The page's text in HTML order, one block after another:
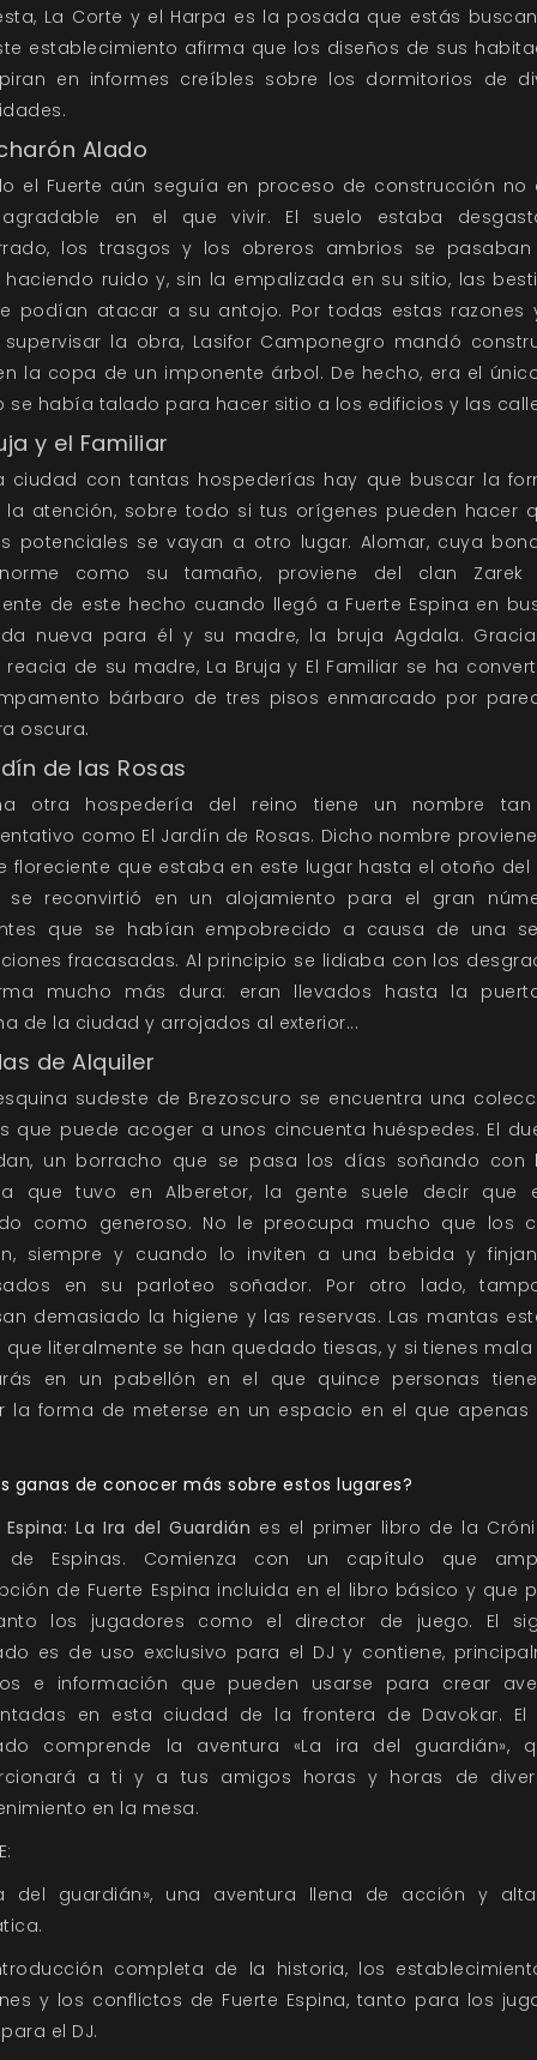
La Corte y el Harpa es la posada que estás
establecimiento afirma que los diseños de sus
en informes creíbles sobre los dormitorios de
Alado
el Fuerte aún seguía en proceso de construcción no
en el que vivir. El suelo estaba
los trasgos y los obreros ambrios se
haciendo ruido y, sin la empalizada en su sitio, las
podían atacar a su antojo. Por todas estas razones
la obra, Lasifor Camponegro mandó
la copa de un imponente árbol. De hecho, era el
se había talado para hacer sitio a los edificios y las
y el Familiar
ciudad con tantas hospederías hay que buscar la
la atención, sobre todo si tus orígenes pueden hacer
potenciales se vayan a otro lugar. Alomar, cuya
como su tamaño, proviene del clan
de este hecho cuando llegó a Fuerte Espina en
nueva para él y su madre, la bruja Agdala.
de su madre, La Bruja y El Familiar se ha
bárbaro de tres pisos enmarcado por
oscura.
de las Rosas
otra hospedería del reino tiene un nombre
como El Jardín de Rosas. Dicho nombre
floreciente que estaba en este lugar hasta el otoño del
se reconvirtió en un alojamiento para el gran
que se habían empobrecido a causa de una
fracasadas. Al principio se lidiaba con los
mucho más dura: eran llevados hasta la
de la ciudad y arrojados al exterior...
de Alquiler
sudeste de Brezoscuro se encuentra una
que puede acoger a unos cincuenta huéspedes. El
un borracho que se pasa los días soñando con
que tuvo en Alberetor, la gente suele decir que
como generoso. No le preocupa mucho que los
siempre y cuando lo inviten a una bebida y
en su parloteo soñador. Por otro lado,
demasiado la higiene y las reservas. Las mantas
que literalmente se han quedado tiesas, y si tienes mala
en un pabellón en el que quince personas
la forma de meterse en un espacio en el que apenas
ganas de conocer más sobre estos lugares?
La Ira del Guardián es el primer libro de la
de Espinas. Comienza con un capítulo que
de Fuerte Espina incluida en el libro básico y que
los jugadores como el director de juego. El
es de uso exclusivo para el DJ y contiene,
e información que pueden usarse para crear
en esta ciudad de la frontera de Davokar. El
comprende la aventura «La ira del guardián»,
a ti y a tus amigos horas y horas de
en la mesa.
del guardián», una aventura llena de acción y
completa de la historia, los
y los conflictos de Fuerte Espina, tanto para los
el DJ.